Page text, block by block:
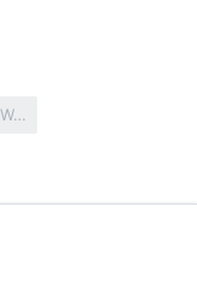
ZABURZENIA MIESIĄCZKOWANIA